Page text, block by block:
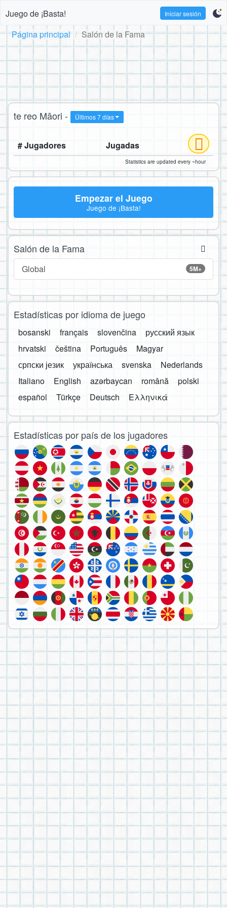
Juego de ¡Basta! Iniciar sesión
Página principal Salón de la Fama
te reo Māori - Últimos 7 días
# Jugadores Jugadas
Statistics are updated every ~hour
Empezar el Juego
Juego de ¡Basta!
Salón de la Fama
5M+
Global
Estadísticas por idioma de juego
bosanski français slovenčina
русский язык
hrvatski
čeština Português
Magyar
српски језик
українська svenska
Nederlands
Italiano
English azərbaycan română
polski
español
Türkçe Deutsch Ελληνικά
Estadísticas por país de los jugadores